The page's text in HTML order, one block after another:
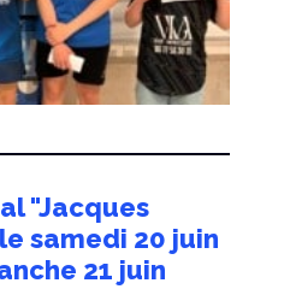
"Jacques
samedi 20 juin
21 juin